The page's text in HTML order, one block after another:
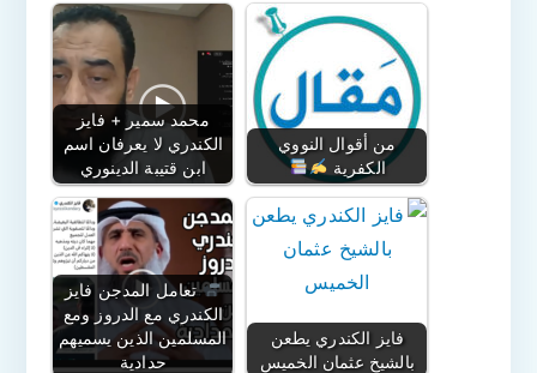
محمد سمير + فايز
الكندري لا يعرفان اسم
ابن قتيبة الدينوري
من أقوال النووي
الكفرية
تعامل المدجن فايز
الكندري مع الدروز ومع
المسلمين الذين يسميهم
حدادية
فايز الكندري يطعن
بالشيخ عثمان الخميس